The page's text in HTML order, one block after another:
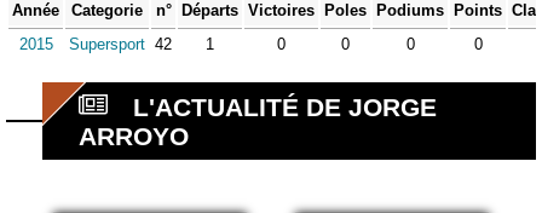
Année Categorie n° Départs Victoires Poles Podiums Points
2015
Supersport 42 1 0 0 0 0
L'ACTUALITÉ DE JORGE
ARROYO